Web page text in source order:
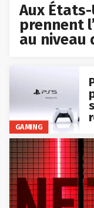
Aux États-
prennent
au niveau
GAMING